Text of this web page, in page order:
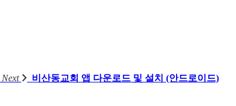
Next
비산동교회 앱 다운로드 및 설치 (안드로이드)